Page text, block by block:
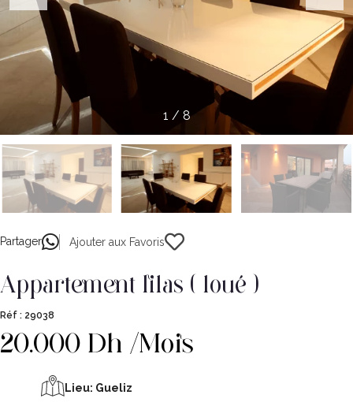
1 / 8
Ajouter aux Favoris
Partager
appartement lilas ( loué )
Réf : 29038
20.000 Dh /Mois
Lieu: Gueliz